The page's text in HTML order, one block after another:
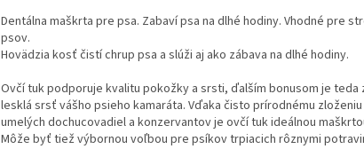
Dentálna maškrta pre psa. Zabaví psa na dlhé hodiny. Vhodné pre
psov.
Hovädzia kosť čistí chrup psa a slúži aj ako zábava na dlhé hodiny.
Ovčí tuk podporuje kvalitu pokožky a srsti, ďalším bonusom je teda
lesklá srsť vášho psieho kamaráta. Vďaka čisto prírodnému
umelých dochucovadiel a konzervantov je ovčí tuk ideálnou
Môže byť tiež výbornou voľbou pre psíkov trpiacich rôznymi